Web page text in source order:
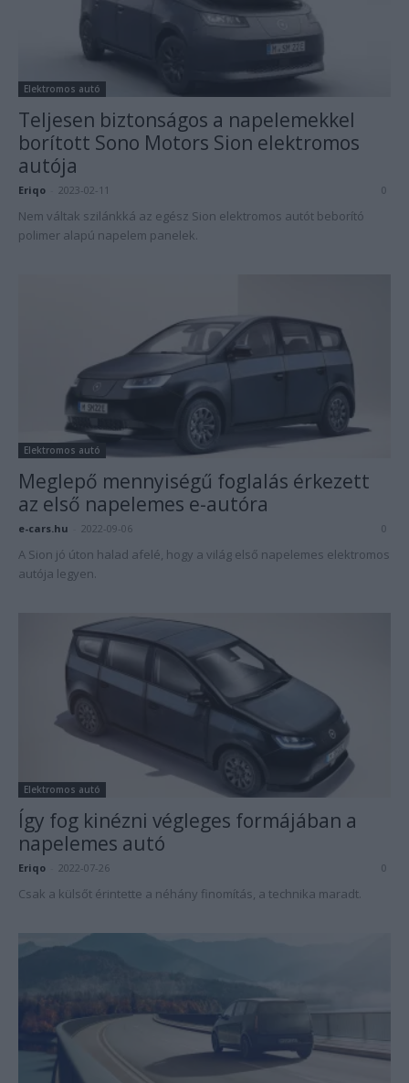
Elektromos autó
Teljesen biztonságos a napelemekkel
borított Sono Motors Sion elektromos
autója
Eriqo 2023-02-11 0
Nem váltak szilánkká az egész Sion elektromos autót beborító
polimer alapú napelem panelek.
Elektromos autó
Meglepő mennyiségű foglalás érkezett
az első napelemes e-autóra
e-cars.hu 2022-09-06 0
A Sion jó úton halad afelé, hogy a világ első napelemes elektromos
autója legyen.
Elektromos autó
Így fog kinézni végleges formájában a
napelemes autó
Eriqo 2022-07-26 0
Csak a külsőt érintette a néhány finomítás, a technika maradt.